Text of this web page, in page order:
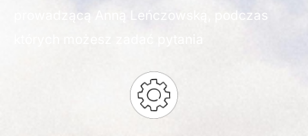
prowadzącą Anną Leńczowską, podczas